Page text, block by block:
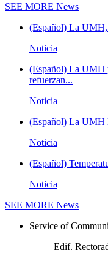
SEE MORE News
(Español) La UMH,
Noticia
(Español) La UMH
refuerzan...
Noticia
(Español) La UMH
Noticia
(Español)
Noticia
SEE MORE News
Service of
Edif.